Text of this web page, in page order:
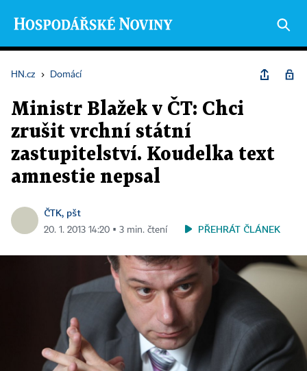
HN.cz › Domácí
Ministr Blažek v ČT: Chci
zrušit vrchní státní
zastupitelství. Koudelka text
amnestie nepsal
ČTK, pšt
20. 1. 2013 14:20 ▪ 3 min. čtení PŘEHRÁT ČLÁNEK